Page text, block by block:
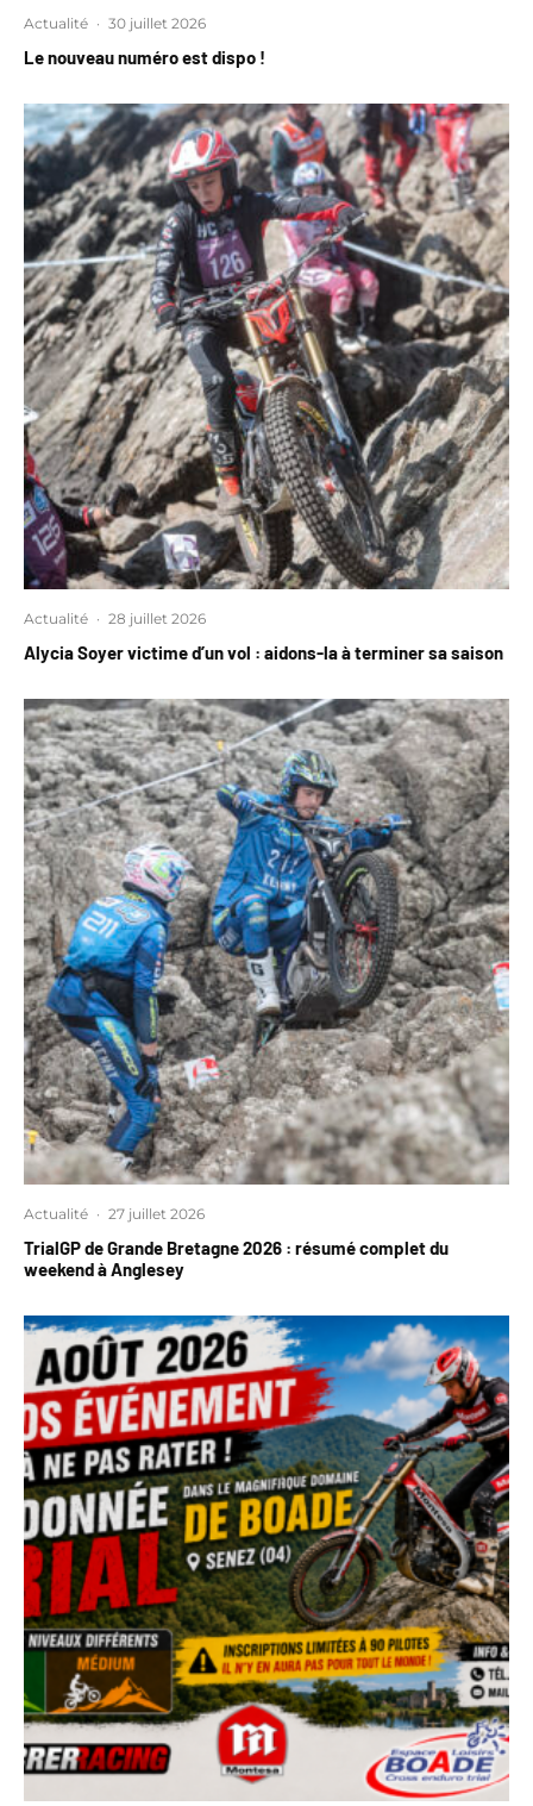
Actualité · 30 juillet 2026
Le nouveau numéro est dispo !
Actualité · 28 juillet 2026
Alycia Soyer victime d’un vol : aidons-la à terminer sa saison
Actualité · 27 juillet 2026
TrialGP de Grande Bretagne 2026 : résumé complet du
weekend à Anglesey